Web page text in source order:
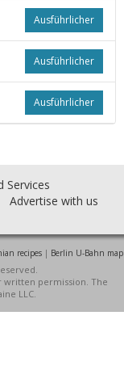
Ausführlicher
Ausführlicher
Ausführlicher
Services
Advertise with us
recipes| Berlin U-Bahn map
permission. The
LLC.